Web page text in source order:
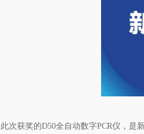
此次获奖的D50全自动数字PCR仪，是